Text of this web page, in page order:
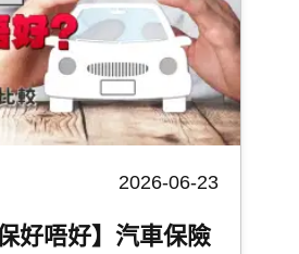
2026-06-23
好唔好】汽車保險